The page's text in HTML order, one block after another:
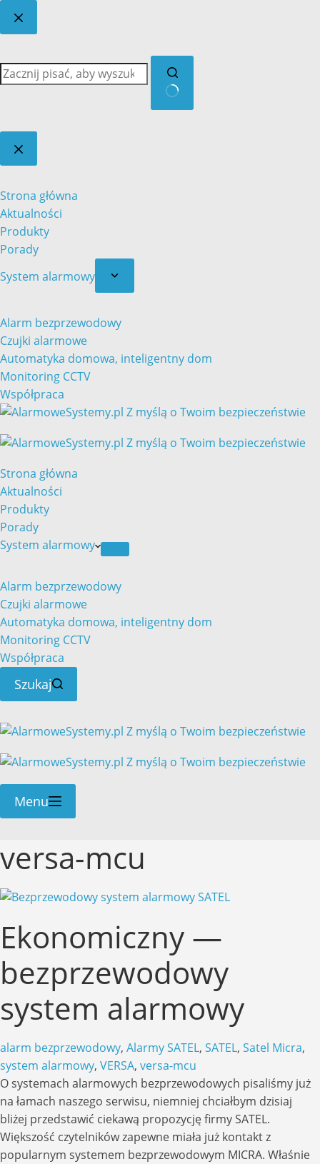
wyników
Strona główna
Aktualności
Produkty
Porady
System alarmowy
Alarm bezprzewodowy
Czujki alarmowe
Automatyka domowa, inteligentny dom
Monitoring CCTV
Współpraca
Strona główna
Aktualności
Produkty
Porady
System alarmowy
Alarm bezprzewodowy
Czujki alarmowe
Automatyka domowa, inteligentny dom
Monitoring CCTV
Współpraca
Szukaj
Menu
versa-mcu
Ekonomiczny —
bezprzewodowy
system alarmowy
alarm bezprzewodowy, Alarmy SATEL, SATEL, Satel Micra,
system alarmowy, VERSA, versa-mcu
O systemach alarmowych bezprzewodowych pisaliśmy już
na łamach naszego serwisu, niemniej chciałbym dzisiaj
bliżej przedstawić ciekawą propozycję firmy SATEL.
Większość czytelników zapewne miała już kontakt z
popularnym systemem bezprzewodowym MICRA. Właśnie